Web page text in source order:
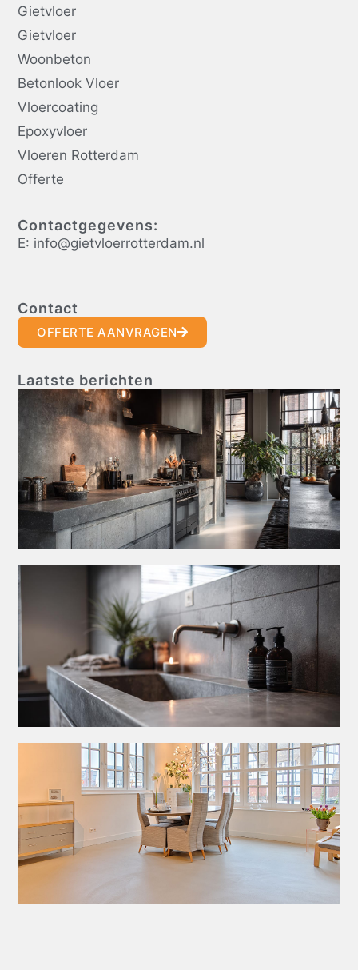
Gietvloer
Gietvloer
Woonbeton
Betonlook Vloer
Vloercoating
Epoxyvloer
Vloeren Rotterdam
Offerte
Contactgegevens:
E: info@gietvloerrotterdam.nl
Contact
OFFERTE AANVRAGEN
Laatste berichten